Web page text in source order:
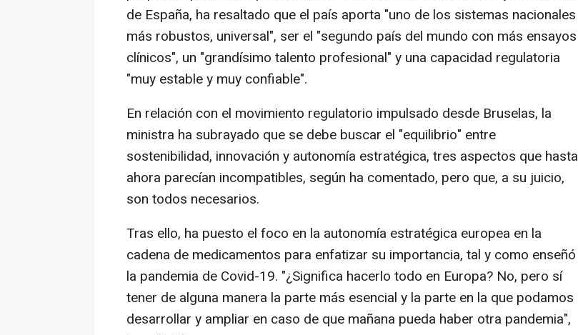
de España, ha resaltado que el país aporta "uno de los sistemas nacionales
más robustos, universal", ser el "segundo país del mundo con más ensayos
clínicos", un "grandísimo talento profesional" y una capacidad regulatoria
"muy estable y muy confiable".
En relación con el movimiento regulatorio impulsado desde Bruselas, la
ministra ha subrayado que se debe buscar el "equilibrio" entre
sostenibilidad, innovación y autonomía estratégica, tres aspectos que hasta
ahora parecían incompatibles, según ha comentado, pero que, a su juicio,
son todos necesarios.
Tras ello, ha puesto el foco en la autonomía estratégica europea en la
cadena de medicamentos para enfatizar su importancia, tal y como enseñó
la pandemia de Covid-19. "¿Significa hacerlo todo en Europa? No, pero sí
tener de alguna manera la parte más esencial y la parte en la que podamos
desarrollar y ampliar en caso de que mañana pueda haber otra pandemia",